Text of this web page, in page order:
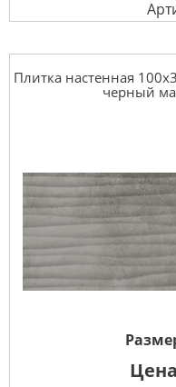
Плитка настенная
черный